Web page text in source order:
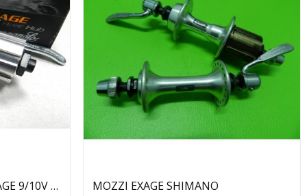
MOZZO POSTERIORE MIRAGE 9/10V FH4-MIB69 CAMPAGNOLO
Aggiungi Al Carrello
MOZZI EXAGE SHIMANO